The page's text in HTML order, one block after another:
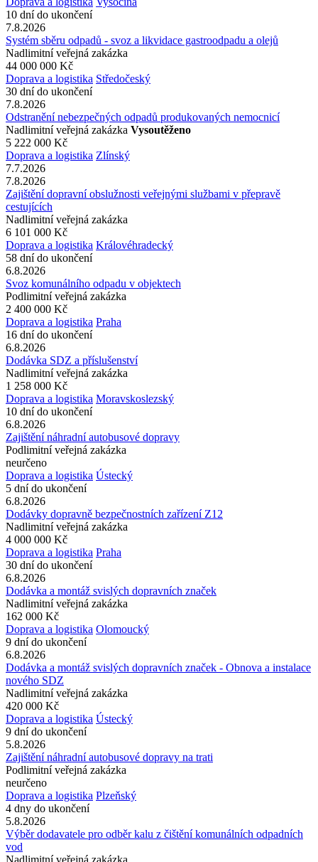
10 dní do ukončení
7.8.2026
Systém sběru odpadů - svoz a likvidace gastroodpadu a olejů
Nadlimitní veřejná zakázka
44 000 000 Kč
Doprava a logistika Středočeský
30 dní do ukončení
7.8.2026
Odstranění nebezpečných odpadů produkovaných nemocnicí
Nadlimitní veřejná zakázka Vysoutěženo
5 222 000 Kč
Doprava a logistika Zlínský
7.7.2026
7.8.2026
Zajištění dopravní obslužnosti veřejnými službami v přepravě
cestujících
Nadlimitní veřejná zakázka
6 101 000 Kč
Doprava a logistika Královéhradecký
58 dní do ukončení
6.8.2026
Svoz komunálního odpadu v objektech
Podlimitní veřejná zakázka
2 400 000 Kč
Doprava a logistika Praha
16 dní do ukončení
6.8.2026
Dodávka SDZ a příslušenství
Nadlimitní veřejná zakázka
1 258 000 Kč
Doprava a logistika Moravskoslezský
10 dní do ukončení
6.8.2026
Zajištění náhradní autobusové dopravy
Podlimitní veřejná zakázka
neurčeno
Doprava a logistika Ústecký
5 dní do ukončení
6.8.2026
Dodávky dopravně bezpečnostních zařízení Z12
Nadlimitní veřejná zakázka
4 000 000 Kč
Doprava a logistika Praha
30 dní do ukončení
6.8.2026
Dodávka a montáž svislých dopravních značek
Nadlimitní veřejná zakázka
162 000 Kč
Doprava a logistika Olomoucký
9 dní do ukončení
6.8.2026
Dodávka a montáž svislých dopravních značek - Obnova a instalace
nového SDZ
Nadlimitní veřejná zakázka
420 000 Kč
Doprava a logistika Ústecký
9 dní do ukončení
5.8.2026
Zajištění náhradní autobusové dopravy na trati
Podlimitní veřejná zakázka
neurčeno
Doprava a logistika Plzeňský
4 dny do ukončení
5.8.2026
Výběr dodavatele pro odběr kalu z čištění komunálních odpadních
vod